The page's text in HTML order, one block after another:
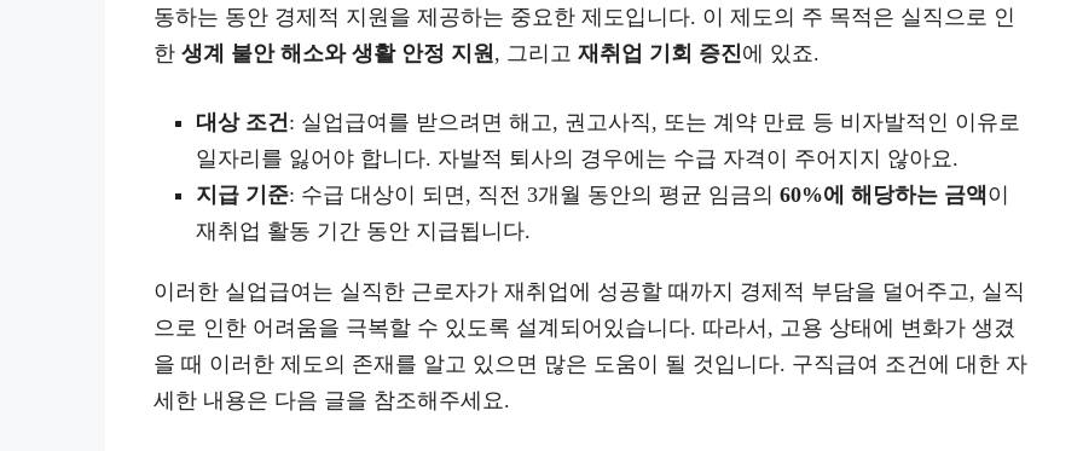
동하는 동안 경제적 지원을 제공하는 중요한 제도입니다. 이 제도의 주 목적은 실직으로 인
한 생계 불안 해소와 생활 안정 지원 , 그리고 재취업 기회 증진에 있죠.
대상 조건: 실업급여를 받으려면 해고, 권고사직, 또는 계약 만료 등 비자발적인 이유로
일자리를 잃어야 합니다. 자발적 퇴사의 경우에는 수급 자격이 주어지지 않아요.
지급 기준: 수급 대상이 되면, 직전 3개월 동안의 평균 임금의 60%에 해당하는 금액이
재취업 활동 기간 동안 지급됩니다.
이러한 실업급여는 실직한 근로자가 재취업에 성공할 때까지 경제적 부담을 덜어주고, 실직
으로 인한 어려움을 극복할 수 있도록 설계되어있습니다. 따라서, 고용 상태에 변화가 생겼
을 때 이러한 제도의 존재를 알고 있으면 많은 도움이 될 것입니다. 구직급여 조건에 대한 자
세한 내용은 다음 글을 참조해주세요.